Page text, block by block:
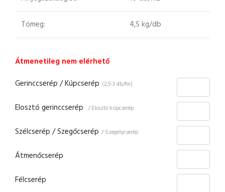
Tömeg: 4,5 kg/db
Átmenetileg nem elérhető
Gerinccserép / Kúpcserép (2,5-3 db/fm)
Elosztó gerinccserép / Elosztó kúpcserép
Szélcserép / Szegőcserép / Szegélycserép
Átmenőcserép
Félcserép